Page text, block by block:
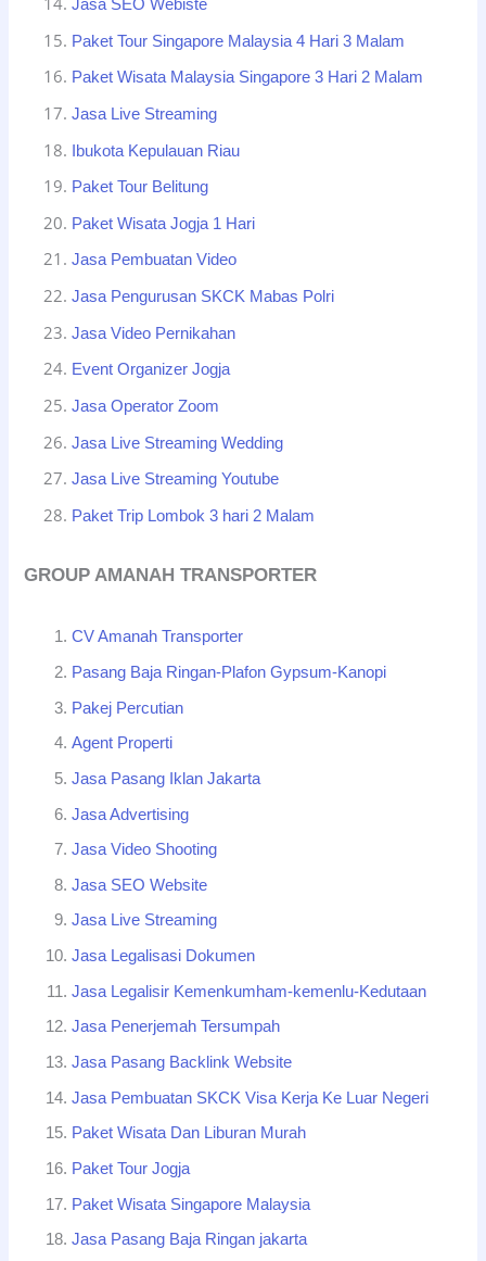
Jasa SEO Webiste
Paket Tour Singapore Malaysia 4 Hari 3 Malam
Paket Wisata Malaysia Singapore 3 Hari 2 Malam
Jasa Live Streaming
Ibukota Kepulauan Riau
Paket Tour Belitung
Paket Wisata Jogja 1 Hari
Jasa Pembuatan Video
Jasa Pengurusan SKCK Mabas Polri
Jasa Video Pernikahan
Event Organizer Jogja
Jasa Operator Zoom
Jasa Live Streaming Wedding
Jasa Live Streaming Youtube
Paket Trip Lombok 3 hari 2 Malam
GROUP AMANAH TRANSPORTER
CV Amanah Transporter
Pasang Baja Ringan-Plafon Gypsum-Kanopi
Pakej Percutian
Agent Properti
Jasa Pasang Iklan Jakarta
Jasa Advertising
Jasa Video Shooting
Jasa SEO Website
Jasa Live Streaming
Jasa Legalisasi Dokumen
Jasa Legalisir Kemenkumham-kemenlu-Kedutaan
Jasa Penerjemah Tersumpah
Jasa Pasang Backlink Website
Jasa Pembuatan SKCK Visa Kerja Ke Luar Negeri
Paket Wisata Dan Liburan Murah
Paket Tour Jogja
Paket Wisata Singapore Malaysia
Jasa Pasang Baja Ringan jakarta